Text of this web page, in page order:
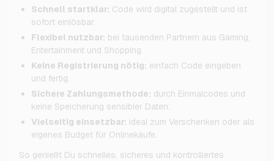
Schnell startklar: Code wird digital zugestellt und ist
sofort einlösbar.
Flexibel nutzbar: bei tausenden Partnern aus Gaming,
Entertainment und Shopping.
Keine Registrierung nötig: einfach Code eingeben
und fertig.
Sichere Zahlungsmethode: durch Einmalcodes und
keine Speicherung sensibler Daten.
Vielseitig einsetzbar: ideal zum Verschenken oder als
eigenes Budget für Onlinekäufe.
So genießt Du schnelles, sicheres und kontrolliertes